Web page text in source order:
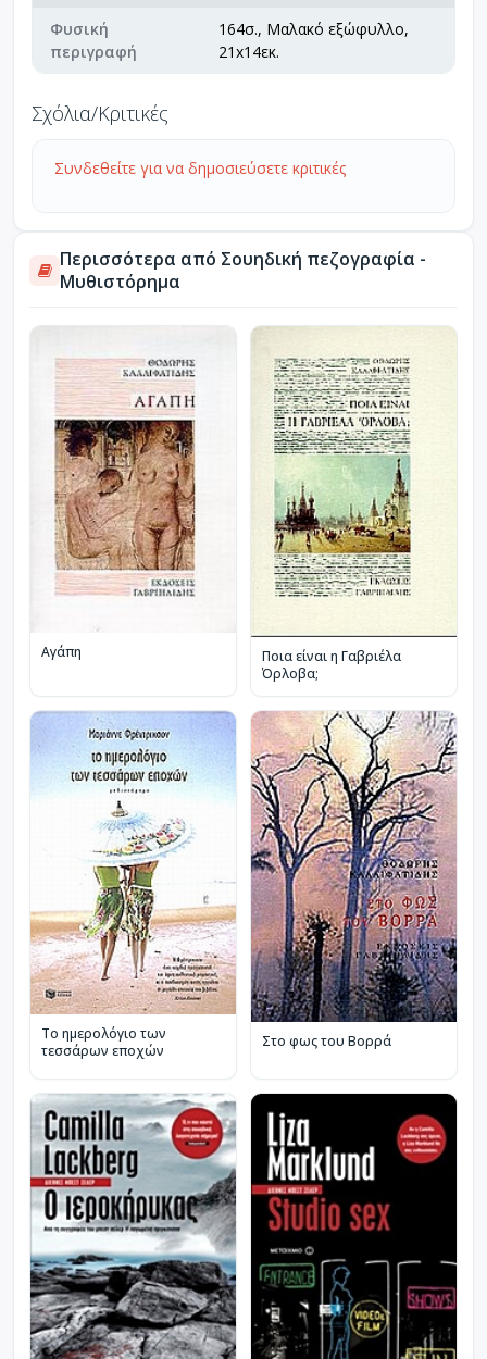
Φυσική
περιγραφή
164σ., Μαλακό εξώφυλλο,
21x14εκ.
Σχόλια/Κριτικές
Συνδεθείτε για να δημοσιεύσετε κριτικές
Περισσότερα από Σουηδική πεζογραφία -
Μυθιστόρημα
Αγάπη
Ποια είναι η Γαβριέλα
Όρλοβα;
Το ημερολόγιο των
τεσσάρων εποχών
Στο φως του Βορρά